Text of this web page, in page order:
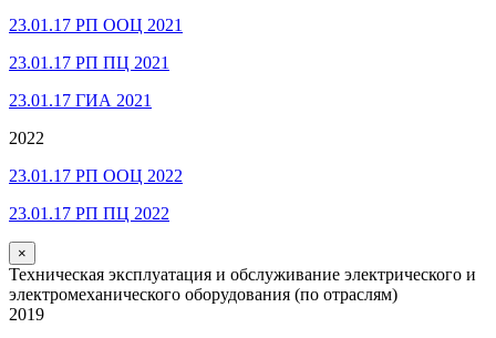
23.01.17 РП ООЦ 2021
23.01.17 РП ПЦ 2021
23.01.17 ГИА 2021
2022
23.01.17 РП ООЦ 2022
23.01.17 РП ПЦ 2022
×
Техническая эксплуатация и обслуживание электрического и
электромеханического оборудования (по отраслям)
2019